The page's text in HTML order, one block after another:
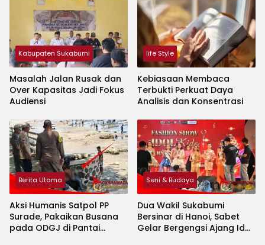
Kabupaten Sukabumi
Masalah Jalan Rusak dan
Over Kapasitas Jadi Fokus
Audiensi
life Style
Kebiasaan Membaca
Terbukti Perkuat Daya
Analisis dan Konsentrasi
Berita Utama
Aksi Humanis Satpol PP
Surade, Pakaikan Busana
pada ODGJ di Pantai
Seni & Budaya
Dua Wakil Sukabumi
Bersinar di Hanoi, Sabet
Gelar Bergengsi Ajang Idol